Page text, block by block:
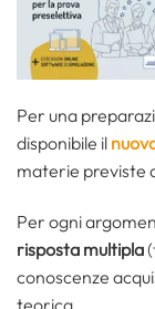
Per una
disponibile il
materie previste
Per ogni
risposta multipla
conoscenze
teorica.